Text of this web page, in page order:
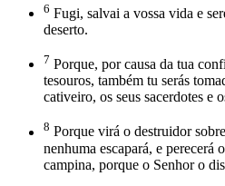
6 Fugi, salvai a vossa vida e
deserto.
7 Porque, por causa da tua
tesouros, também tu serás
cativeiro, os seus sacerdotes e
8 Porque virá o destruidor
nenhuma escapará, e perecerá
campina, porque o Senhor o